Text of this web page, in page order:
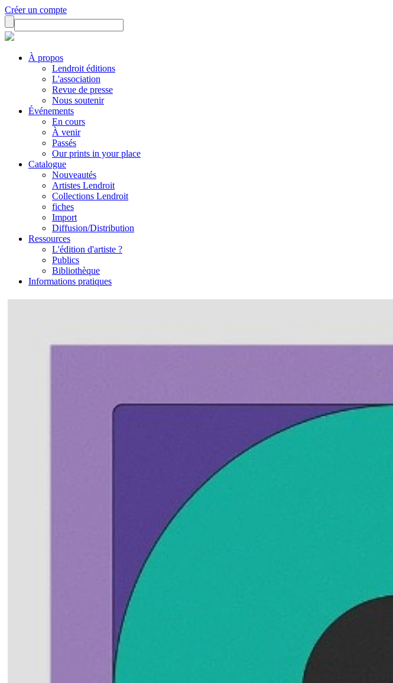
Créer un compte
À propos
Lendroit éditions
L'association
Revue de presse
Nous soutenir
Événements
En cours
À venir
Passés
Our prints in your place
Catalogue
Nouveautés
Artistes Lendroit
Collections Lendroit
fiches
Import
Diffusion/Distribution
Ressources
L'édition d'artiste ?
Publics
Bibliothèque
Informations pratiques